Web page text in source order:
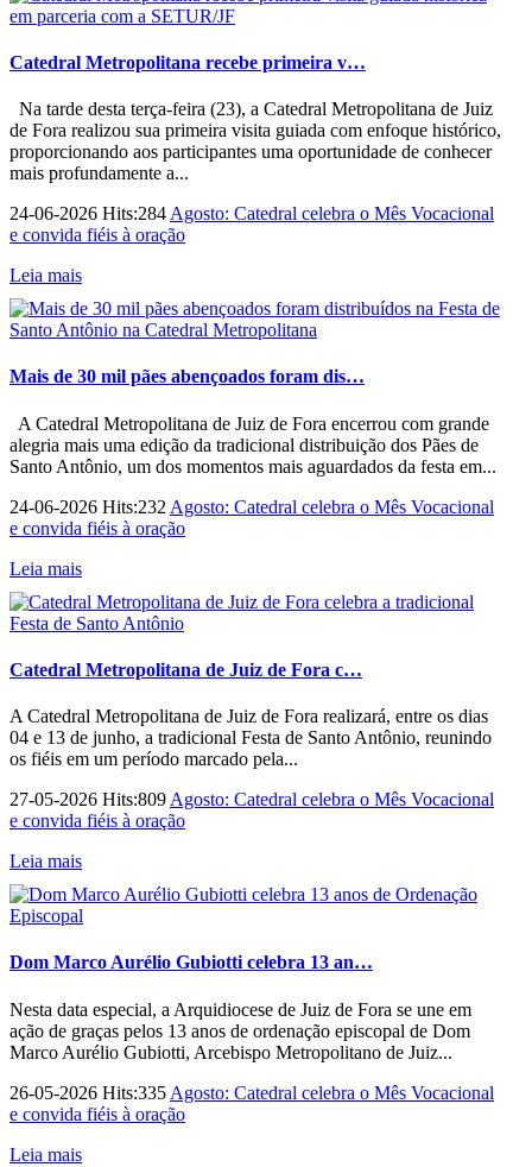
Catedral Metropolitana recebe primeira v…
Na tarde desta terça-feira (23), a Catedral Metropolitana de Juiz
de Fora realizou sua primeira visita guiada com enfoque histórico,
proporcionando aos participantes uma oportunidade de conhecer
mais profundamente a...
24-06-2026 Hits:284 Agosto: Catedral celebra o Mês Vocacional
e convida fiéis à oração
Leia mais
Mais de 30 mil pães abençoados foram dis…
A Catedral Metropolitana de Juiz de Fora encerrou com grande
alegria mais uma edição da tradicional distribuição dos Pães de
Santo Antônio, um dos momentos mais aguardados da festa em...
24-06-2026 Hits:232 Agosto: Catedral celebra o Mês Vocacional
e convida fiéis à oração
Leia mais
Catedral Metropolitana de Juiz de Fora c…
A Catedral Metropolitana de Juiz de Fora realizará, entre os dias
04 e 13 de junho, a tradicional Festa de Santo Antônio, reunindo
os fiéis em um período marcado pela...
27-05-2026 Hits:809 Agosto: Catedral celebra o Mês Vocacional
e convida fiéis à oração
Leia mais
Dom Marco Aurélio Gubiotti celebra 13 an…
Nesta data especial, a Arquidiocese de Juiz de Fora se une em
ação de graças pelos 13 anos de ordenação episcopal de Dom
Marco Aurélio Gubiotti, Arcebispo Metropolitano de Juiz...
26-05-2026 Hits:335 Agosto: Catedral celebra o Mês Vocacional
e convida fiéis à oração
Leia mais